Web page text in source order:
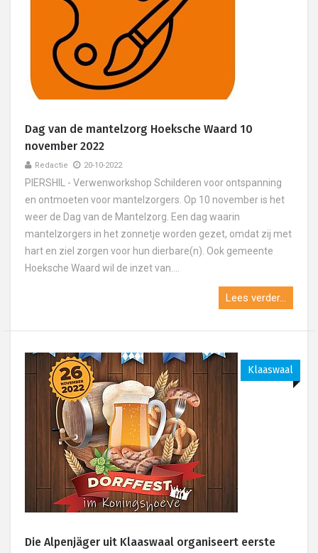
Dag van de mantelzorg Hoeksche Waard 10
november 2022
Redactie 20-10-2022
PIERSHIL - Verwenworkshop Schilderen voor ontspanning
en ontmoeten voor mantelzorgers. Op 10 november is het
weer de Dag van de Mantelzorg. Een dag waarin
mantelzorgers in het zonnetje worden gezet, omdat zij met
hart en ziel zorgen voor hun dierbare(n). Ook gemeente
Hoeksche Waard wil de inzet van....
Lees verder...
Klaaswaal
Die Alpenjäger uit Klaaswaal organiseert eerste